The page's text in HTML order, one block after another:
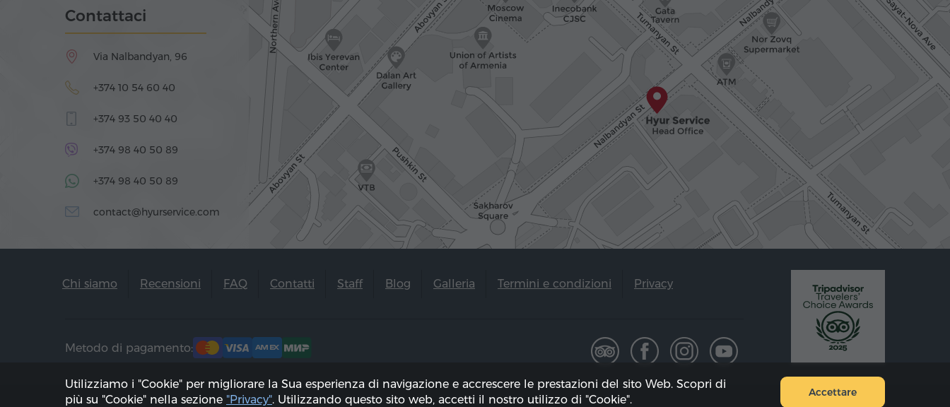
Contattaci
Via Nalbandyan, 96
+374 10 54 60 40
+374 93 50 40 40
+374 98 40 50 89
+374 98 40 50 89
contact@hyurservice.com
Chi siamo Recensioni FAQ Contatti Staff Blog Galleria Termini e condizioni Privacy
Metodo di pagamento:
2002 - 2026, © "Hyur Service" Ltd; Aggiornato il 08.08.2026 Mappa del sito
Utilizziamo i "Cookie" per migliorare la Sua esperienza di navigazione e accrescere le prestazioni del sito Web. Scopri di
più su "Cookie" nella sezione "Privacy". Utilizzando questo sito web, accetti il ​​nostro utilizzo di "Cookie".
Accettare